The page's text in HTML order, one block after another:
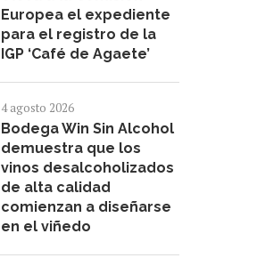
Europea el expediente
para el registro de la
IGP ‘Café de Agaete’
4 agosto 2026
Bodega Win Sin Alcohol
demuestra que los
vinos desalcoholizados
de alta calidad
comienzan a diseñarse
en el viñedo